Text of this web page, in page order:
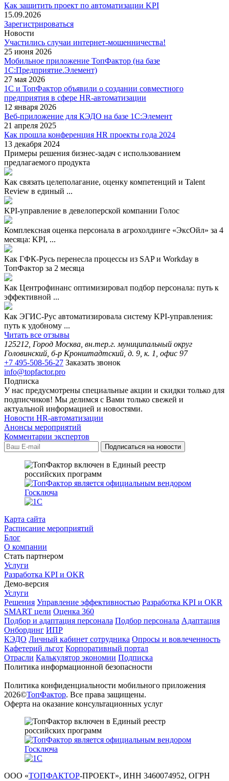
Как защитить проект по автоматизации KPI
15.09.2026
Зарегистрироваться
Новости
Участились случаи интернет-мошенничества!
25 июня 2026
Мобильное приложение ТопФактор (на базе
1С:Предприятие.Элемент)
27 мая 2026
1С и ТопФактор объявили о создании совместного
предприятия в сфере HR-автоматизации
12 января 2026
Веб-приложение для КЭДО на базе 1С:Элемент
21 апреля 2025
Как прошла конференция HR проекты года 2024
13 декабря 2024
Примеры решения бизнес-задач с использованием
предлагаемого продукта
Как связать целеполагание, оценку компетенций и Talent
Review в единый ...
KPI-управление в девелоперской компании Голос
Комплексная оценка персонала в агрохолдинге «ЭксОйл» за 4
месяца: KPI, ...
Как ГФК-Русь перенесла процессы из SAP и Workday в
ТопФактор за 2 месяца
Как Центрофинанс оптимизировал подбор персонала: путь к
эффективной ...
Как ЭГИС-Рус автоматизировала систему KPI-управления:
путь к удобному ...
Читать все отзывы
125212, Город Москва, вн.тер.г. муниципальный округ
Головинский, б-р Кронштадтский, д. 9, к. 1, офис 97
+7 495-508-56-27 Заказать звонок
info@topfactor.pro
Подписка
У нас предусмотрены специальные акции и скидки только для
подписчиков! Мы делимся с Вами только свежей и
актуальной информацией и новостями.
Новости HR-автоматизации
Анонсы мероприятий
Комментарии экспертов
Карта сайта
Расписание мероприятий
Блог
О компании
Стать партнером
Услуги
Разработка KPI и OKR
Демо-версия
Услуги
Решения Управление эффективностью Разработка KPI и OKR
SMART цели Оценка 360
Подбор и адаптация персонала Подбор персонала Адаптация
Онбординг ИПР
КЭДО Личный кабинет сотрудника Опросы и вовлеченность
Кафетерий льгот Корпоративный портал
Отрасли Калькулятор экономии Подписка
Политика информационной безопасности
Политика конфиденциальности мобильного приложения
2026©ТопФактор. Все права защищены.
Оферта на оказание консультационных услуг
ООО «ТОПФАКТОР-ПРОЕКТ», ИНН 3460074952, ОГРН